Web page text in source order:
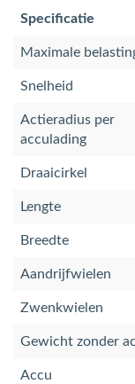
Specificatie
Maximale
Snelheid
Actieradius per
acculading
Draaicirkel
Lengte
Breedte
Aandrijfwielen
Zwenkwielen
Gewicht zonder
Accu